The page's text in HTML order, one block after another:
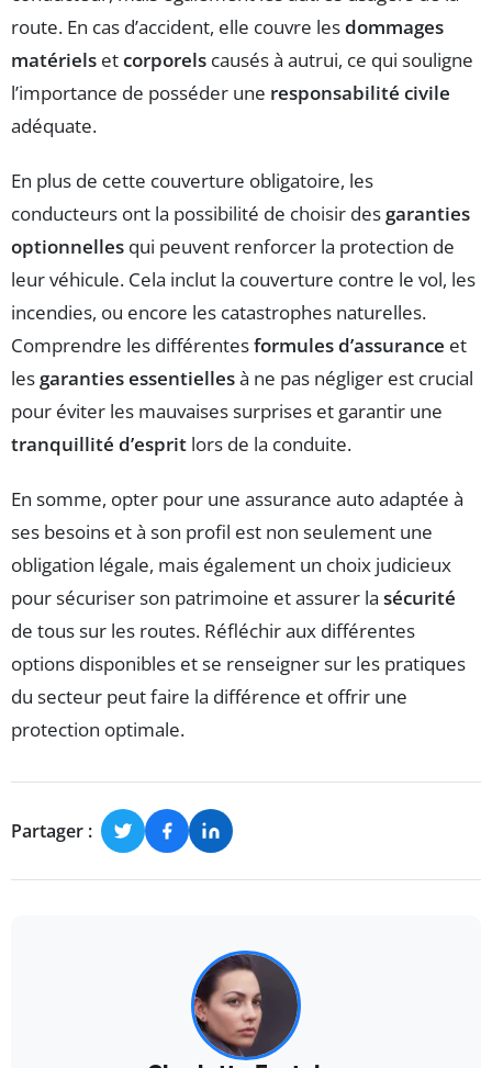
route. En cas d’accident, elle couvre lesdommages
matériels etcorporels causés à autrui, ce qui souligne
l’importance de posséder une responsabilité civile
adéquate.
En plus de cette couverture obligatoire, les
conducteurs ont la possibilité de choisir des garanties
optionnelles qui peuvent renforcer la protection de
leur véhicule. Cela inclut la couverture contre le vol, les
incendies, ou encore les catastrophes naturelles.
Comprendre les différentesformules d’assurance et
les garanties essentiellesà ne pas négliger est crucial
pour éviter les mauvaises surprises et garantir une
tranquillité d’esprit lors de la conduite.
En somme, opter pour une assurance auto adaptée à
ses besoins et à son profil est non seulement une
obligation légale, mais également un choix judicieux
pour sécuriser son patrimoine et assurer la sécurité
de tous sur les routes. Réfléchir aux différentes
options disponibles et se renseigner sur les pratiques
du secteur peut faire la différence et offrir une
protection optimale.
Partager :